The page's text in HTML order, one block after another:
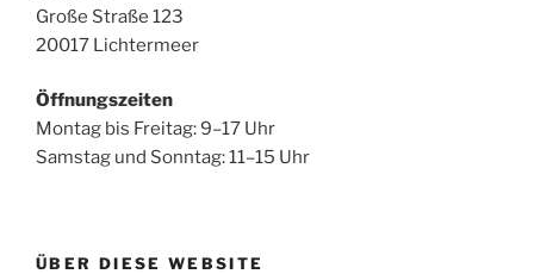
Große Straße 123
20017 Lichtermeer
Öffnungszeiten
Montag bis Freitag: 9–17 Uhr
Samstag und Sonntag: 11–15 Uhr
ÜBER DIESE WEBSITE